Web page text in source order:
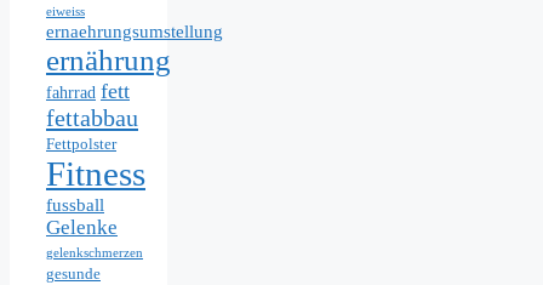
eiweiss
ernaehrungsumstellung
ernährung
fahrrad fett
fettabbau
Fettpolster
Fitness
fussball
Gelenke
gelenkschmerzen
gesunde